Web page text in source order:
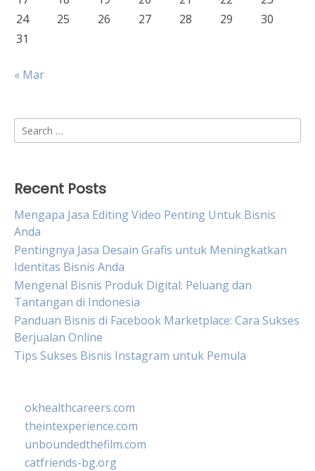
24
25 26 27 28 29
30
31
« Mar
Search
for:
Recent Posts
Mengapa Jasa Editing Video Penting Untuk Bisnis
Anda
Pentingnya Jasa Desain Grafis untuk Meningkatkan
Identitas Bisnis Anda
Mengenal Bisnis Produk Digital: Peluang dan
Tantangan di Indonesia
Panduan Bisnis di Facebook Marketplace: Cara Sukses
Berjualan Online
Tips Sukses Bisnis Instagram untuk Pemula
okhealthcareers.com
theintexperience.com
unboundedthefilm.com
catfriends-bg.org